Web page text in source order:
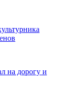
на дорогу и